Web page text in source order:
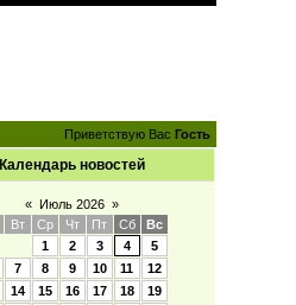
Приветствую Вас Гость
Календарь новостей
« Июль 2026 »
Вт Ср Чт Пт Сб
Вс
1
2 3 4
5
7 8 9 10 11
12
14 15 16 17 18
19